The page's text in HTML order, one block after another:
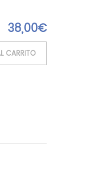
38,00€
CARRITO